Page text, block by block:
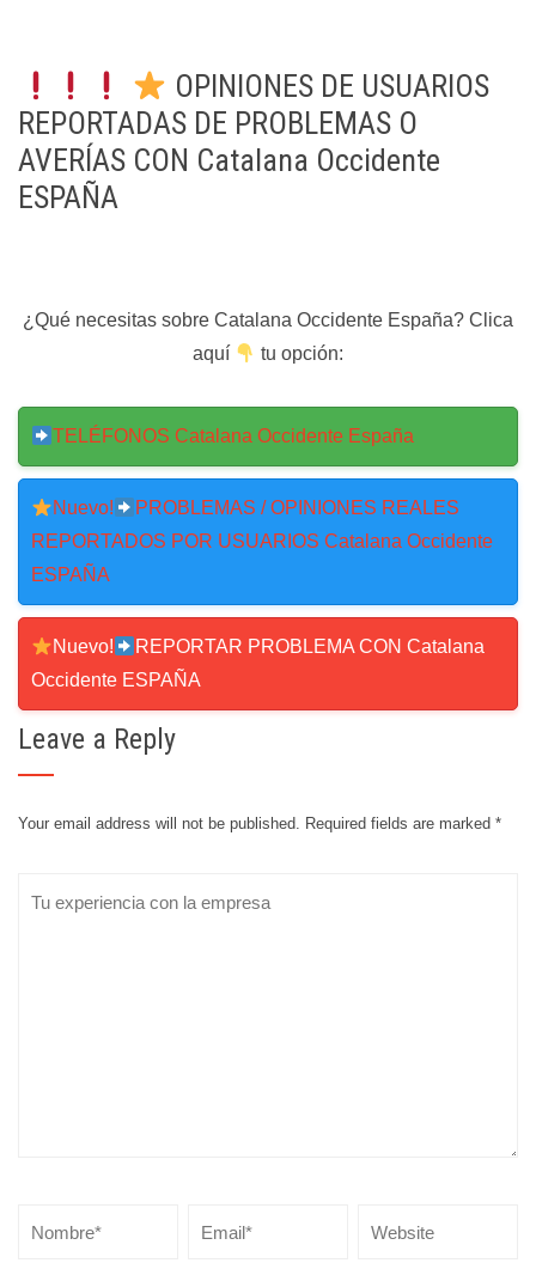
OPINIONES DE USUARIOS
REPORTADAS DE PROBLEMAS O
AVERÍAS CON Catalana Occidente
ESPAÑA
¿Qué necesitas sobre Catalana Occidente España? Clica
aquí
tu opción:
TELÉFONOS Catalana Occidente España
Nuevo!
PROBLEMAS / OPINIONES REALES
REPORTADOS POR USUARIOS Catalana Occidente
ESPAÑA
Nuevo!
REPORTAR PROBLEMA CON Catalana
Occidente ESPAÑA
Leave a Reply
Your email address will not be published. Required fields are marked *